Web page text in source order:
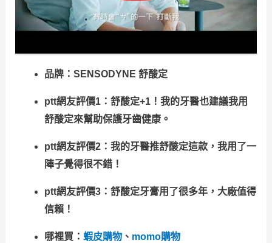
品牌：SENSODYNE 舒酸定
ptt網友評價1：舒酸定+1！我的牙醫也建議我用
舒酸定來幫助保護牙齒健康。
ptt網友評價2：我的牙醫推舒酸定這款，我用了一
陣子覺得很不錯！
ptt網友評價3：舒酸定牙膏用了很多年，大廠值得
信賴！
哪裡買： 蝦皮購物、 momo購物